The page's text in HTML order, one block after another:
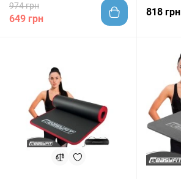
974 грн
649 грн
818 грн